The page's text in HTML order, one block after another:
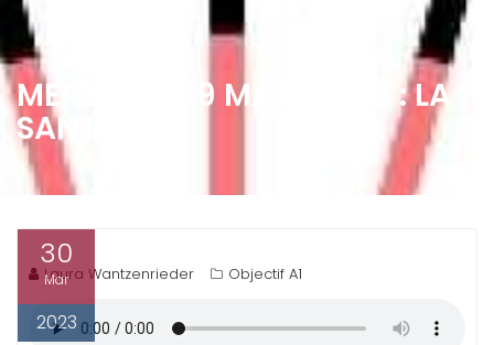
MERCREDI 29 MARS 2023 : LA
SANTÉ
30
Mar
2023
Laura Wantzenrieder Objectif A1